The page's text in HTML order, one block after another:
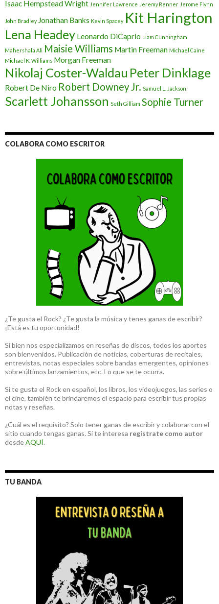
Isaac Hempstead Wright Jennifer Lawrence Jeremy Renner Jerome Flynn
John Bradley Jonathan Banks Kevin Spacey Kit Harington
Lena Headey Leonardo DiCaprio Liam Cunningham
Mahershala Ali Maisie Williams Martin Freeman Michael Caine
Michael K. Williams Morgan Freeman
Nikolaj Coster-Waldau Peter Dinklage
Robert De Niro Robert Downey Jr. Samuel L. Jackson
Scarlett Johansson Seth Gilliam Sophie Turner
COLABORA COMO ESCRITOR
¿Te gusta el Rock? ¿Te gusta la música y tenes ganas de escribir?
¡Está es tu oportunidad!
Si bien nos especializamos en reseñas de discos, todos los aportes
son bienvenidos. Publicación de noticias, coberturas de recitales,
entrevistas, notas especiales sobre bandas emergentes, opiniones
sobre últimos lanzamientos, etc. Lo que se te ocurra.
Si te gusta el Rock en español, los libros, los videojuegos, las series o
el cine, también te brindaremos el espacio para escribir tus propias
notas y reseñas.
¿Cuál es el requisito? Solo tener ganas de escribir y colaborar con el
sitio cuando tengas ganas. Si te interesa registrate como autor
desdeAQUÍ.
TU BANDA